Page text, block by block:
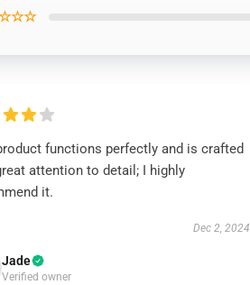
functions perfectly and is crafted
attention to detail; I highly
it.
Dec 2, 2024
Jade
Verified owner